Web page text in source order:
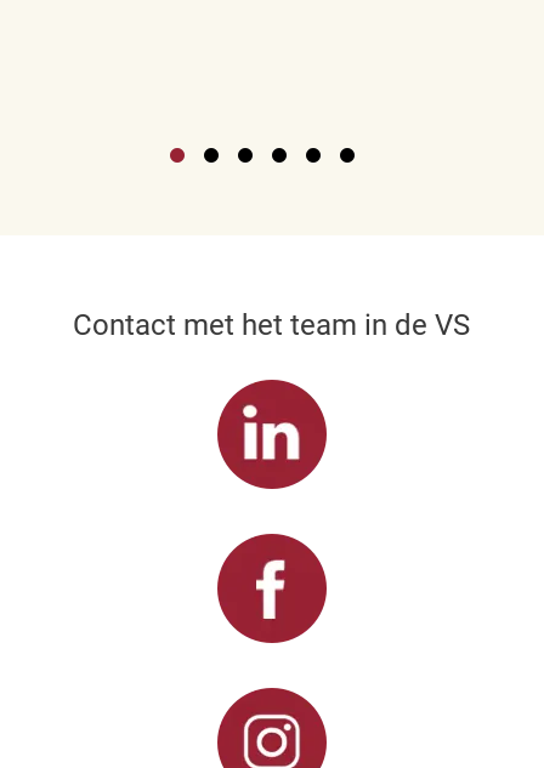
Contact met het team in de VS